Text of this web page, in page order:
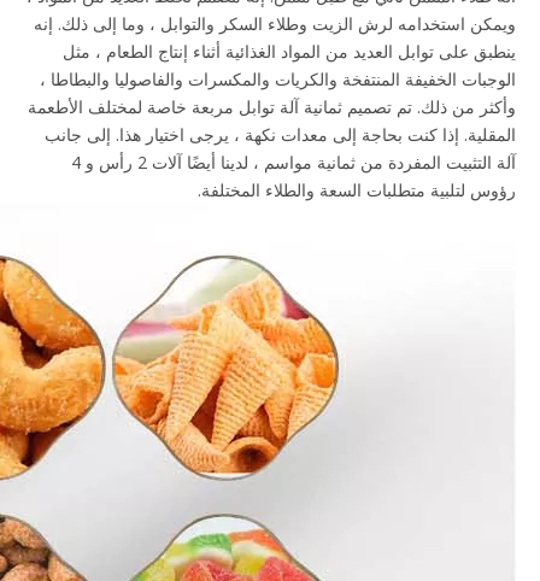
ويمكن استخدامه لرش الزيت وطلاء السكر والتوابل ، وما إلى ذلك. إنه
ينطبق على توابل العديد من المواد الغذائية أثناء إنتاج الطعام ، مثل
الوجبات الخفيفة المنتفخة والكريات والمكسرات والفاصوليا والبطاطا ،
وأكثر من ذلك. تم تصميم ثمانية آلة توابل مربعة خاصة لمختلف الأطعمة
المقلية. إذا كنت بحاجة إلى معدات نكهة ، يرجى اختيار هذا. إلى جانب
آلة التثبيت المفردة من ثمانية مواسم ، لدينا أيضًا آلات 2 رأس و 4
رؤوس لتلبية متطلبات السعة والطلاء المختلفة.